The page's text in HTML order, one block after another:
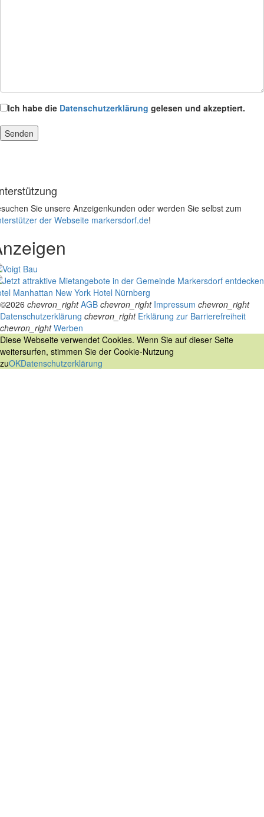
Ich habe die Datenschutzerklärung gelesen und akzeptiert.
Sie unsere Anzeigenkunden oder werden Sie selbst zum
der Webseite markersdorf.de!
Manhattan New York Hotel Nürnberg
©2026 chevron_right AGB chevron_right Impressum chevron_right
Datenschutzerklärung chevron_right Erklärung zur Barrierefreiheit
chevron_right Werben
Diese Webseite verwendet Cookies. Wenn Sie auf dieser Seite
weitersurfen, stimmen Sie der Cookie-Nutzung
zuOKDatenschutzerklärung